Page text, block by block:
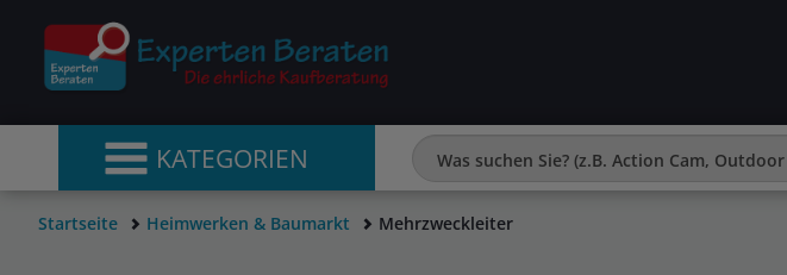
KATEGORIEN
Startseite Heimwerken & Baumarkt Mehrzweckleiter